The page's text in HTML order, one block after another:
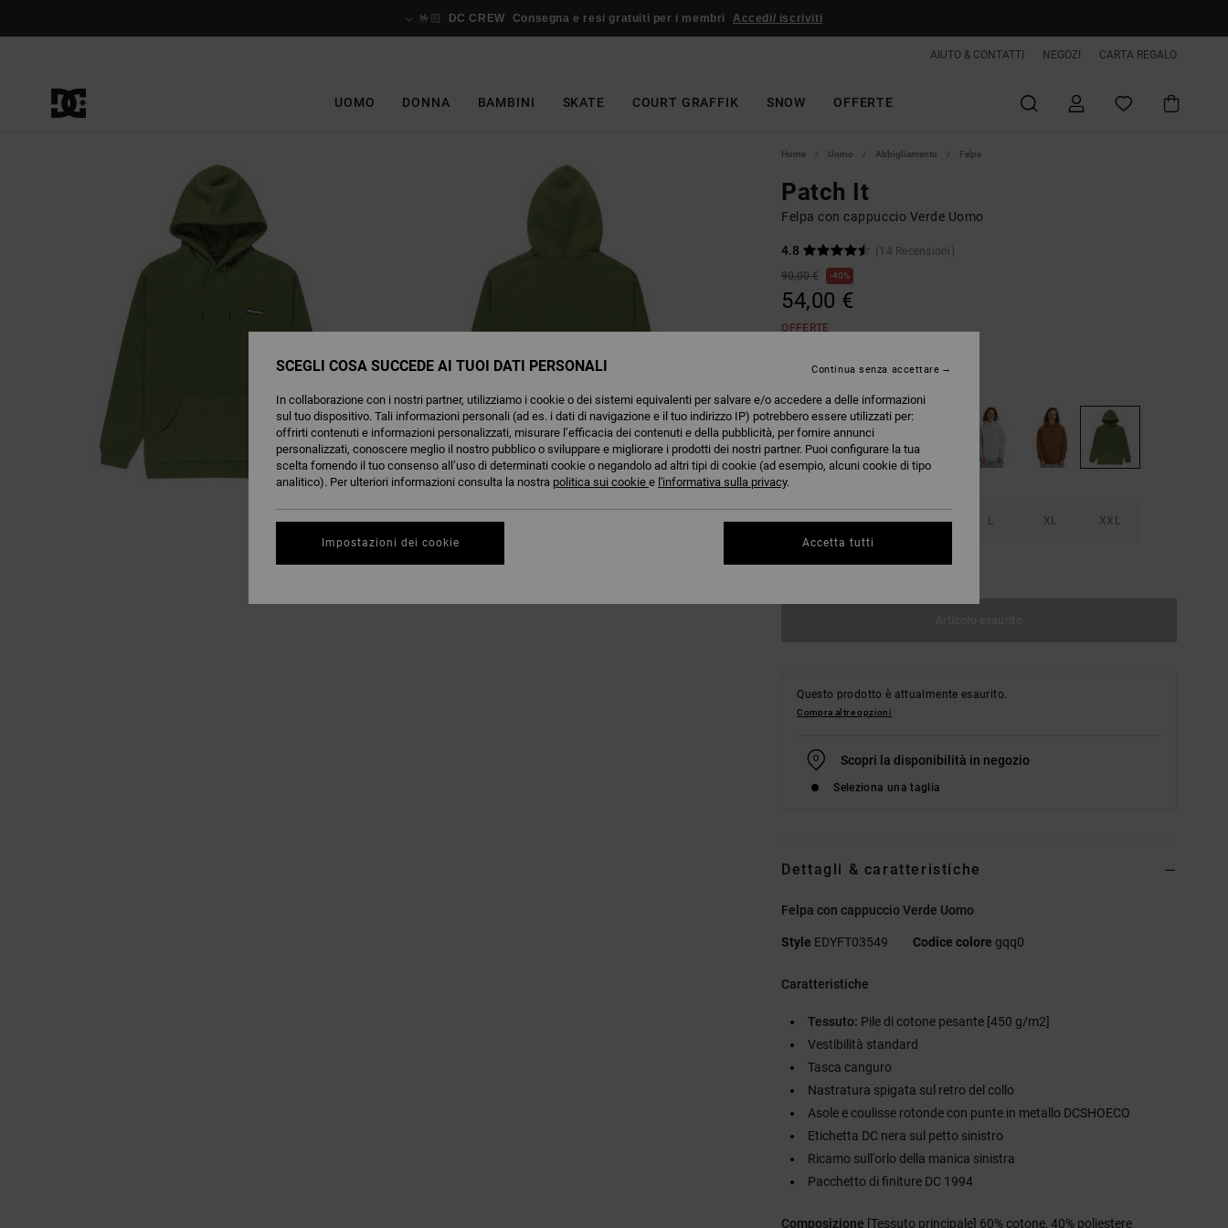
🤟🏻 DC CREW Consegna e resi gratuiti per i membri Accedi/ iscriviti
AIUTO & CONTATTI NEGOZI CARTA REGALO
UOMO DONNA BAMBINI SKATE COURT GRAFFIK SNOW OFFERTE
Home Uomo Abbigliamento Felpe
Patch It
Felpa con cappuccio Verde Uomo
4.8
(14 Recensioni)
90,00 €
40%
54,00 €
OFFERTE
XS S M L XL XXL
Consulta la guida alle taglie
Questo prodotto è attualmente esaurito.
Compra altre opzioni
Scopri la disponibilità in negozio
Seleziona una taglia
Dettagli & caratteristiche
Felpa con cappuccio Verde Uomo
Style EDYFT03549 Codice colore gqq0
Caratteristiche
Tessuto: Pile di cotone pesante [450 g/m2]
Vestibilità standard
Tasca canguro
Nastratura spigata sul retro del collo
Asole e coulisse rotonde con punte in metallo DCSHOECO
Etichetta DC nera sul petto sinistro
Ricamo sull'orlo della manica sinistra
Pacchetto di finiture DC 1994
Composizione [Tessuto principale] 60% cotone, 40% poliestere
SCEGLI COSA SUCCEDE AI TUOI DATI PERSONALI
In collaborazione con i nostri partner, utilizziamo i cookie o dei sistemi equivalenti per salvare e/o accedere a delle informazioni
sul tuo dispositivo. Tali informazioni personali (ad es. i dati di navigazione e il tuo indirizzo IP) potrebbero essere utilizzati per:
offrirti contenuti e informazioni personalizzati, misurare l’efficacia dei contenuti e della pubblicità, per fornire annunci
personalizzati, conoscere meglio il nostro pubblico o sviluppare e migliorare i prodotti dei nostri partner. Puoi configurare la tua
scelta fornendo il tuo consenso all’uso di determinati cookie o negandolo ad altri tipi di cookie (ad esempio, alcuni cookie di tipo
analitico). Per ulteriori informazioni consulta la nostra politica sui cookie e l'informativa sulla privacy.
Impostazioni dei cookie
Continua senza accettare
Accetta tutti